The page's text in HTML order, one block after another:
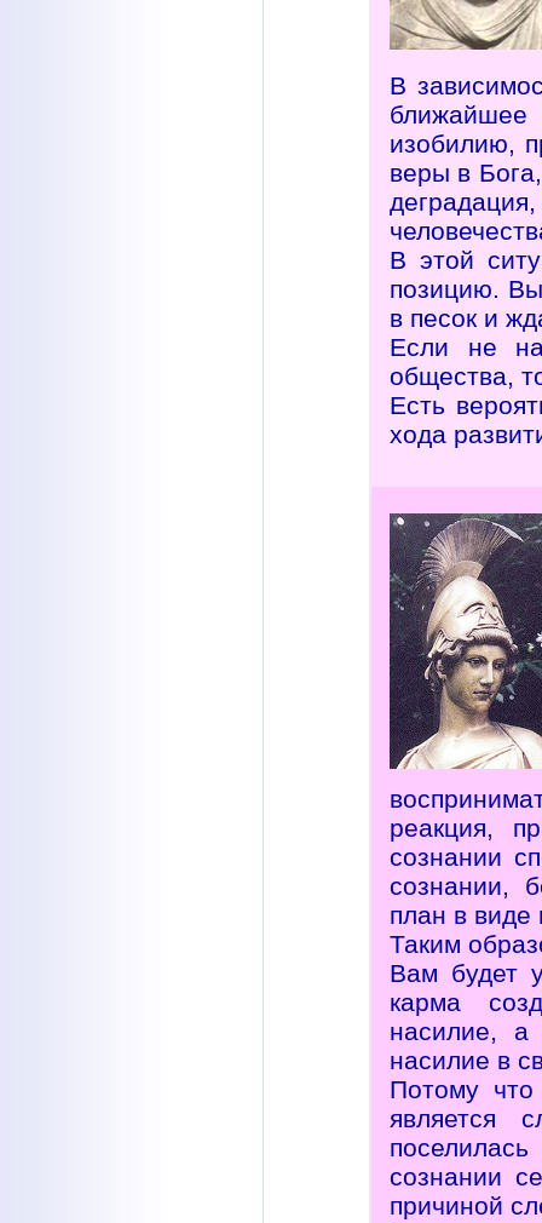
В
ближайшее
изобилию,
веры в
В этой
позицию. Вы
в песок и
Если не
общества,
Есть
хода
реакция,
сознании
сознании,
план в виде
Таким
Вам будет
карма
насилие, а
насилие в
Потому что
является
сознании
причиной